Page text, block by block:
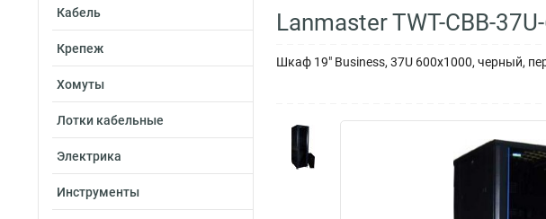
Кабель
Крепеж
Хомуты
Лотки кабельные
Электрика
Инструменты
Lanmaster TWT-CBB-
Шкаф 19" Business, 37U 600x1000, черный,